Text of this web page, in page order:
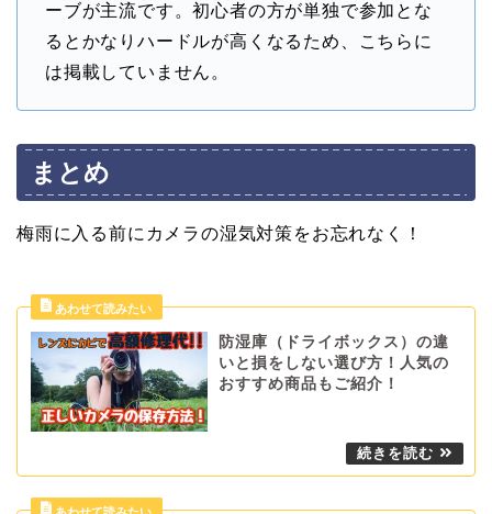
ーブが主流です。初心者の方が単独で参加とな
るとかなりハードルが高くなるため、こちらに
は掲載していません。
まとめ
梅雨に入る前にカメラの湿気対策をお忘れなく！
防湿庫（ドライボックス）の違
いと損をしない選び方！人気の
おすすめ商品もご紹介！